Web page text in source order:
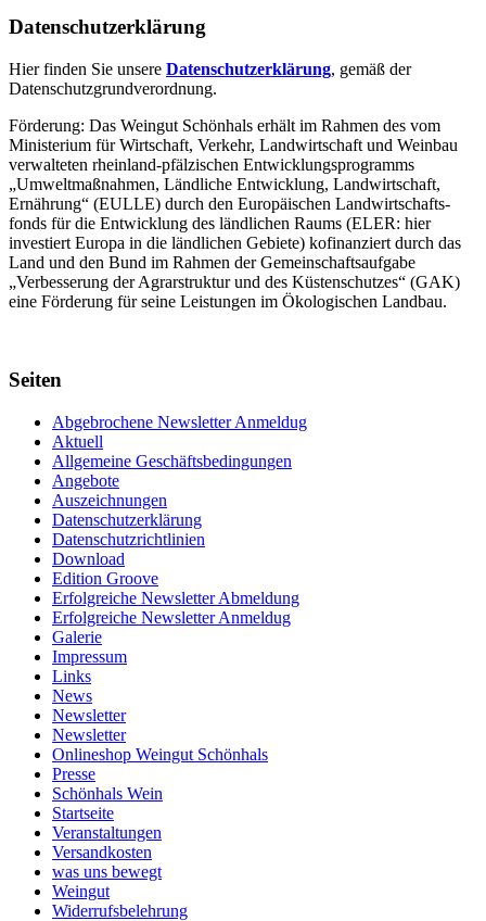
Datenschutzerklärung
Hier finden Sie unsere Datenschutzerklärung, gemäß der
Datenschutzgrundverordnung.
Förderung: Das Weingut Schönhals erhält im Rahmen des vom
Minis­terium für Wirtschaft, Verkehr, Land­wirt­schaft und Weinbau
verwal­teten rhein­land-pfälzischen Entwick­lungs­programms
„Umwelt­maßnahmen, Länd­liche Entwick­lung, Landwirt­schaft,
Ernährung“ (EULLE) durch den Euro­päischen Land­wirtschafts­
fonds für die Entwick­lung des länd­lichen Raums (ELER: hier
investiert Europa in die ländlichen Gebiete) kofinanziert durch das
Land und den Bund im Rahmen der Gemein­schafts­aufgabe
„Verbes­serung der Agrar­struktur und des Küsten­schutzes“ (GAK)
eine Förderung für seine Leis­tungen im Ökolo­gischen Landbau.
Seiten
Abgebrochene Newsletter Anmeldug
Aktuell
Allgemeine Geschäftsbedingungen
Angebote
Auszeichnungen
Datenschutzerklärung
Datenschutzrichtlinien
Download
Edition Groove
Erfolgreiche Newsletter Abmeldung
Erfolgreiche Newsletter Anmeldug
Galerie
Impressum
Links
News
Newsletter
Newsletter
Onlineshop Weingut Schönhals
Presse
Schönhals Wein
Startseite
Veranstaltungen
Versandkosten
was uns bewegt
Weingut
Widerrufsbelehrung